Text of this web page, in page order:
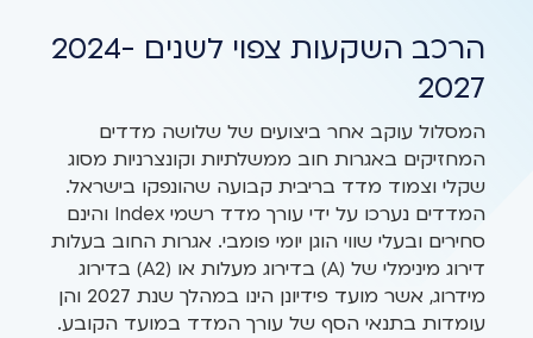
הרכב השקעות צפוי לשנים 2024-
2027
המסלול עוקב אחר ביצועים של שלושה מדדים
המחזיקים באגרות חוב ממשלתיות וקונצרניות מסוג
שקלי וצמוד מדד בריבית קבועה שהונפקו בישראל.
המדדים נערכו על ידי עורך מדד רשמי Index והינם
סחירים ובעלי שווי הוגן יומי פומבי. אגרות החוב בעלות
דירוג מינימלי של (A) בדירוג מעלות או (A2) בדירוג
מידרוג, אשר מועד פידיונן הינו במהלך שנת 2027 והן
עומדות בתנאי הסף של עורך המדד במועד הקובע.